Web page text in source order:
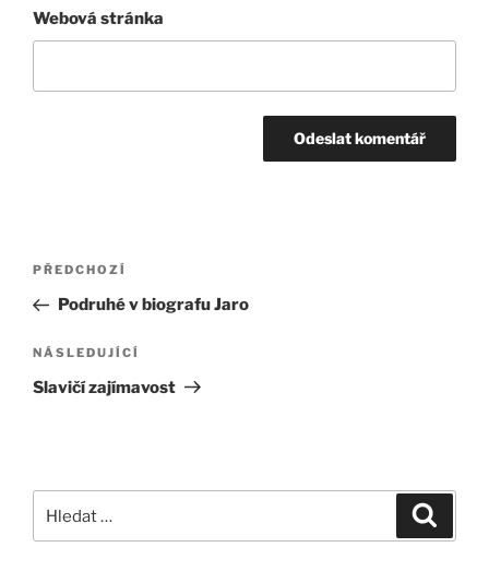
Webová stránka
Navigace
příspěvek
Předchozí
příspěvek
PŘEDCHOZÍ
Podruhé v biografu Jaro
Následující
příspěvek
NÁSLEDUJÍCÍ
Slavičí zajímavost